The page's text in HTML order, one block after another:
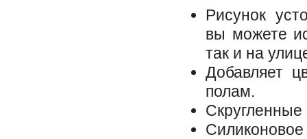
Рисунок
вы можете
так и на
Добавляет
полам.
Скругленные